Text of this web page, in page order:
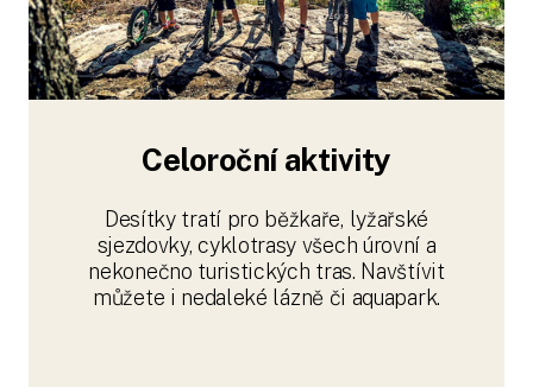
Celoroční aktivity
Desítky tratí pro běžkaře, lyžařské
sjezdovky, cyklotrasy všech úrovní a
nekonečno turistických tras. Navštívit
můžete i nedaleké lázně či aquapark.